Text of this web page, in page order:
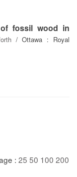
of fossil wood in
/ Ottawa : Royal
: 25 50 100 200